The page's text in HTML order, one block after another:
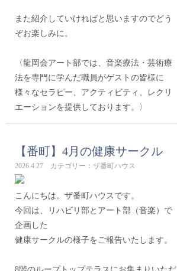
また紹介していければと思いますのでどう
ぞお楽しみに。
〈龍岡会アート部では、音楽療法・芸術療
法を専門に学んだ職員がゲストの皆様に
様々なセラピー、アクティビティ、レクリ
エーションを提供しております。〉
【番町】4月の健康サークル
2026.4.27 カテゴリー：ザ番町ハウス
こんにちは。ザ番町ハウスです。
今回は、リハビリ部とアート部（音楽）で
企画した
健康サークルの様子をご報告いたします。